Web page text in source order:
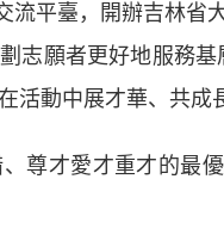
流平臺，開辦吉林省
志願者更好地服務
活動中展才華、共
才愛才重才的最優